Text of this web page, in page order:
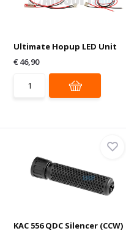
Ultimate Hopup LED Unit
€ 46,90
KAC 556 QDC Silencer (CCW)